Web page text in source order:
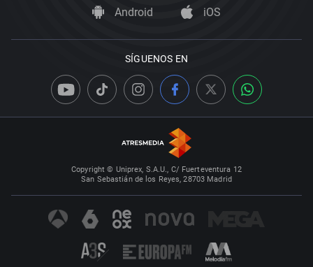
Android iOS
SÍGUENOS EN
Copyright © Uniprex, S.A.U., C/ Fuerteventura 12
San Sebastián de los Reyes, 28703 Madrid